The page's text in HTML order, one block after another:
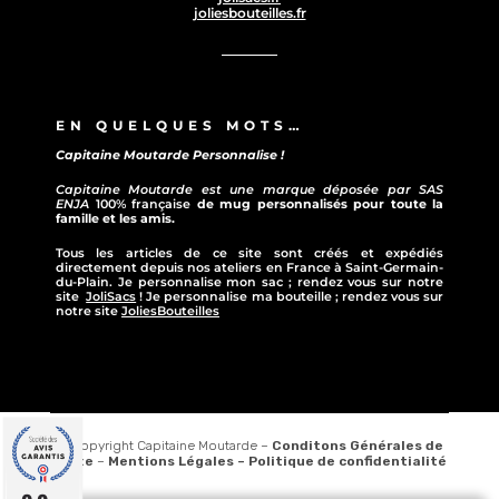
joliesbouteilles.fr
EN QUELQUES MOTS…
Capitaine Moutarde Personnalise !
Capitaine Moutarde est une marque déposée par SAS
ENJA 100% française de mug personnalisés pour toute la
famille et les amis.
Tous les articles de ce site sont créés et expédiés
directement depuis nos ateliers en France à Saint-Germain-
du-Plain. Je personnalise mon sac ; rendez vous sur notre
siteJoliSacs ! Je personnalise ma bouteille ; rendez vous sur
notre site JoliesBouteilles
© Copyright Capitaine Moutarde – Conditons Générales de
vente – Mentions Légales – Politique de confidentialité